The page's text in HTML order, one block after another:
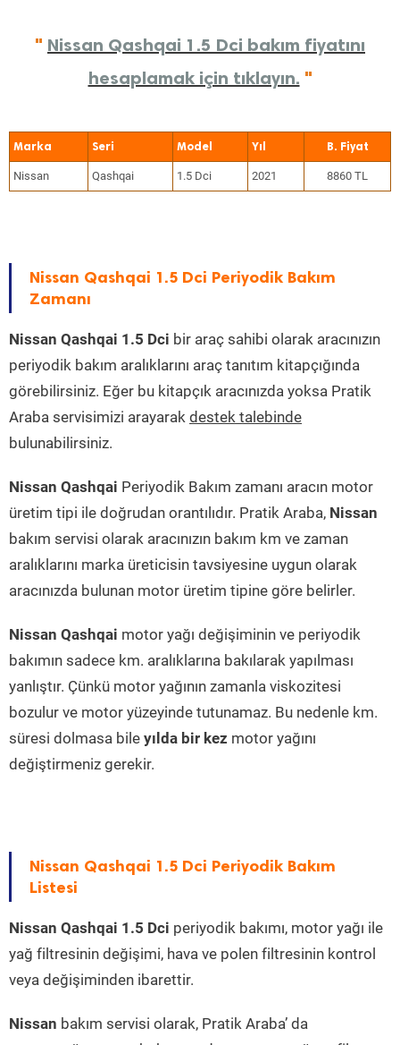
" Nissan Qashqai 1.5 Dci bakım fiyatını
hesaplamak için tıklayın. "
Marka Seri Model Yıl
Nissan Qashqai 1.5 Dci 2021 8860 TL
Nissan Qashqai 1.5 Dci Periyodik Bakım
Zamanı
Nissan Qashqai 1.5 Dci bir araç sahibi olarak aracınızın
periyodik bakım aralıklarını araç tanıtım kitapçığında
görebilirsiniz. Eğer bu kitapçık aracınızda yoksa Pratik
Araba servisimizi arayarak destek talebinde
bulunabilirsiniz.
Nissan Qashqai Periyodik Bakım zamanı aracın motor
üretim tipi ile doğrudan orantılıdır. Pratik Araba, Nissan
bakım servisi olarak aracınızın bakım km ve zaman
aralıklarını marka üreticisin tavsiyesine uygun olarak
aracınızda bulunan motor üretim tipine göre belirler.
Nissan Qashqai motor yağı değişiminin ve periyodik
bakımın sadece km. aralıklarına bakılarak yapılması
yanlıştır. Çünkü motor yağının zamanla viskozitesi
bozulur ve motor yüzeyinde tutunamaz. Bu nedenle km.
süresi dolmasa bile yılda bir kez motor yağını
değiştirmeniz gerekir.
Nissan Qashqai 1.5 Dci Periyodik Bakım
Listesi
Nissan Qashqai 1.5 Dci periyodik bakımı, motor yağı ile
yağ filtresinin değişimi, hava ve polen filtresinin kontrol
veya değişiminden ibarettir.
Nissan bakım servisi olarak, Pratik Araba’ da